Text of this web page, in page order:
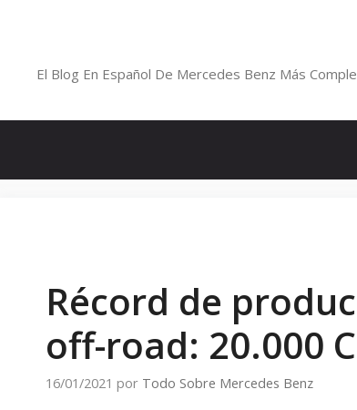
El Blog En Español De Mercedes Benz Más
Récord de
off-road: 20.000
16/01/2021 por Todo Sobre Mercedes Benz